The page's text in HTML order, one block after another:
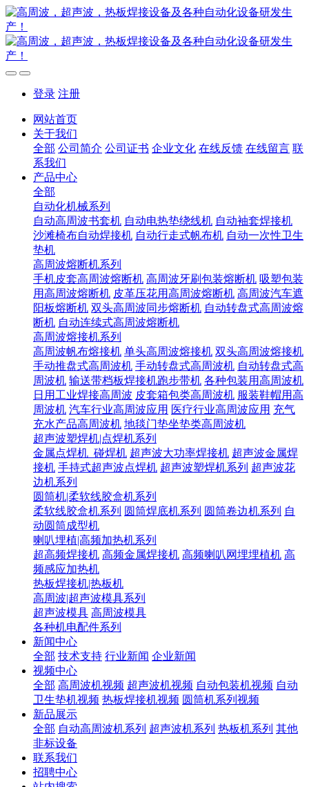
登录 注册
网站首页
关于我们
全部 公司简介 公司证书 企业文化 在线反馈 在线留言 联
系我们
产品中心
全部
自动化机械系列
自动高周波书套机 自动电热垫绕线机 自动袖套焊接机
沙滩椅布自动焊接机 自动行走式帆布机 自动一次性卫生
垫机
高周波熔断机系列
手机皮套高周波熔断机 高周波牙刷包装熔断机 吸塑包装
用高周波熔断机 皮革压花用高周波熔断机 高周波汽车遮
阳板熔断机 双头高周波同步熔断机 自动转盘式高周波熔
断机 自动连续式高周波熔断机
高周波熔接机系列
高周波帆布熔接机 单头高周波熔接机 双头高周波熔接机
手动推盘式高周波机 手动转盘式高周波机 自动转盘式高
周波机 输送带档板焊接机跑步带机 各种包装用高周波机
日用工业焊接高周波 皮套箱包类高周波机 服装鞋帽用高
周波机 汽车行业高周波应用 医疗行业高周波应用 充气
充水产品高周波机 地毯门垫坐垫类高周波机
超声波塑焊机|点焊机系列
金属点焊机_碰焊机 超声波大功率焊接机 超声波金属焊
接机 手持式超声波点焊机 超声波塑焊机系列 超声波花
边机系列
圆筒机|柔软线胶盒机系列
柔软线胶盒机系列 圆筒焊底机系列 圆筒卷边机系列 自
动圆筒成型机
喇叭埋植|高频加热机系列
超高频焊接机 高频金属焊接机 高频喇叭网埋埋植机 高
频感应加热机
热板焊接机|热板机
高周波|超声波模具系列
超声波模具 高周波模具
各种机电配件系列
新闻中心
全部 技术支持 行业新闻 企业新闻
视频中心
全部 高周波机视频 超声波机视频 自动包装机视频 自动
卫生垫机视频 热板焊接机视频 圆筒机系列视频
新品展示
全部 自动高周波机系列 超声波机系列 热板机系列 其他
非标设备
联系我们
招聘中心